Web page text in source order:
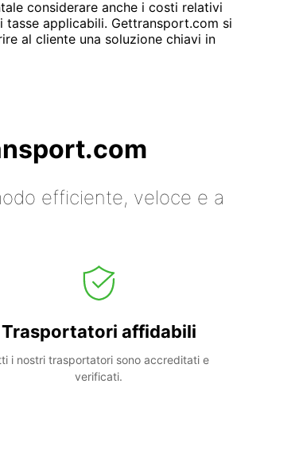
considerare anche i costi relativi
tasse applicabili. Gettransport.com si
al cliente una soluzione chiavi in
efficiente, veloce e a
Trasportatori affidabili
i nostri trasportatori sono accreditati e
verificati.